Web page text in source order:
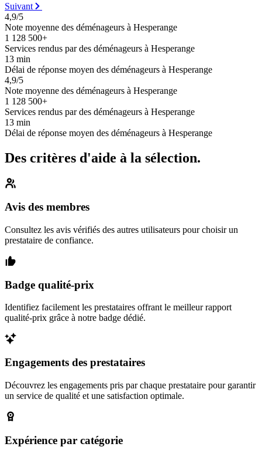
Suivant
4,9/5
Note moyenne des déménageurs à Hesperange
1 128 500+
Services rendus par des déménageurs à Hesperange
13 min
Délai de réponse moyen des déménageurs à Hesperange
4,9/5
Note moyenne des déménageurs à Hesperange
1 128 500+
Services rendus par des déménageurs à Hesperange
13 min
Délai de réponse moyen des déménageurs à Hesperange
Des critères d'aide à la sélection.
Avis des membres
Consultez les avis vérifiés des autres utilisateurs pour choisir un
prestataire de confiance.
Badge qualité-prix
Identifiez facilement les prestataires offrant le meilleur rapport
qualité-prix grâce à notre badge dédié.
Engagements des prestataires
Découvrez les engagements pris par chaque prestataire pour garantir
un service de qualité et une satisfaction optimale.
Expérience par catégorie